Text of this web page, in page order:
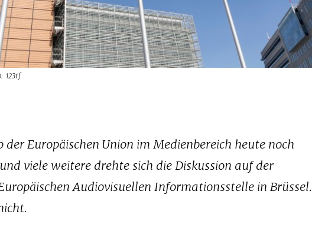
123rf
Europäischen Union im Medienbereich heute noch
viele weitere drehte sich die Diskussion auf der
Audiovisuellen Informationsstelle in Brüssel.